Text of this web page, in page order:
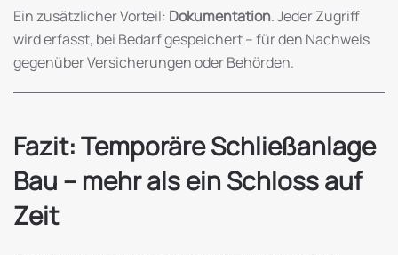
Ein zusätzlicher Vorteil: Dokumentation. Jeder Zugriff
wird erfasst, bei Bedarf gespeichert – für den Nachweis
gegenüber Versicherungen oder Behörden.
Fazit: Temporäre Schließanlage
Bau – mehr als ein Schloss auf
Zeit